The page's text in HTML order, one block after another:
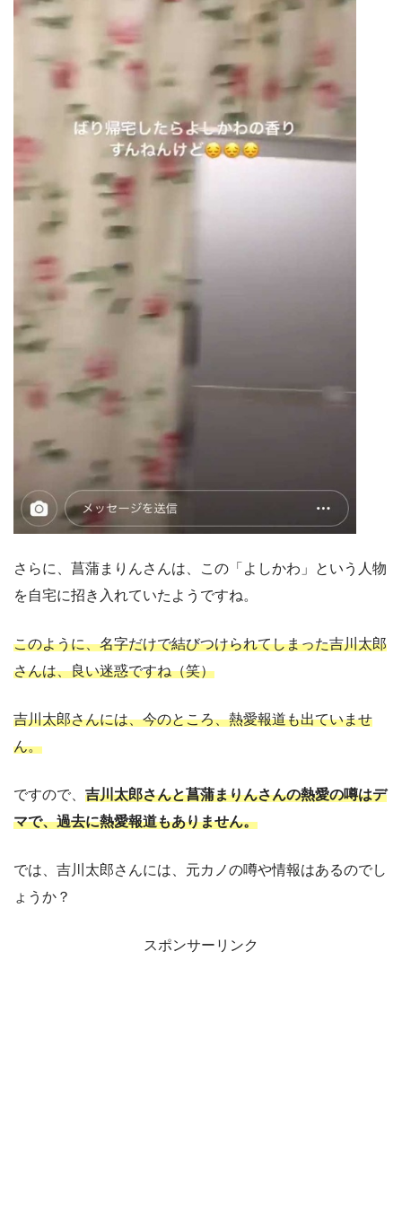
さらに、菖蒲まりんさんは、この「よしかわ」という人物
を自宅に招き入れていたようですね。
このように、名字だけで結びつけられてしまった吉川太郎
さんは、良い迷惑ですね（笑）
吉川太郎さんには、今のところ、熱愛報道も出ていませ
ん。
ですので、 吉川太郎さんと菖蒲まりんさんの熱愛の噂はデ
マで、過去に熱愛報道もありません。
では、吉川太郎さんには、元カノの噂や情報はあるのでし
ょうか？
スポンサーリンク